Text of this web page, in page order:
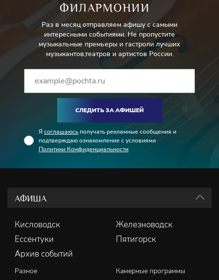
ФИЛАРМОНИИ
Раз в месяц отправляем афишу с самыми
интересными событиями. Не пропустите
музыкальные премьеры и гастроли лучших
музыкантов,театров и артистов России.
СЛЕДИТЬ ЗА АФИШЕЙ
Я соглашаюсь получать рекламные сообщения и
подтверждаю ознакомление с условиями
Политики Конфиденциальности
АФИША
Кисловодск
Железноводск
Ессентуки
Пятигорск
Архив событий
Разное
Камерные программы